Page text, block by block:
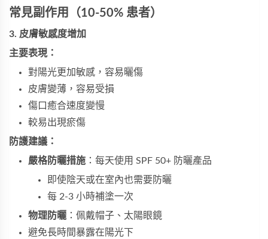
常見副作用（10-50% 患者）
3. 皮膚敏感度增加
主要表現：
對陽光更加敏感，容易曬傷
皮膚變薄，容易受損
傷口癒合速度變慢
較易出現瘀傷
防護建議：
嚴格防曬措施 ：每天使用 SPF 50+ 防曬產品
即使陰天或在室內也需要防曬
每 2-3 小時補塗一次
物理防曬 ：佩戴帽子、太陽眼鏡
避免長時間暴露在陽光下